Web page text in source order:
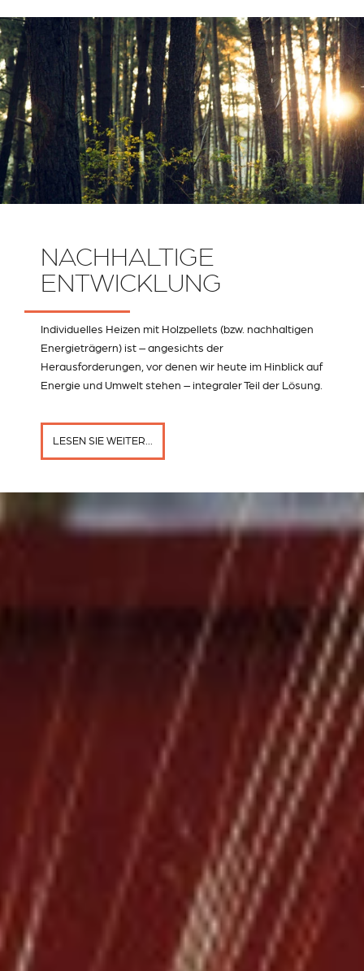
NACHHALTIGE
ENTWICKLUNG
Individuelles Heizen mit Holzpellets (bzw. nachhaltigen
Energieträgern) ist – angesichts der
Herausforderungen, vor denen wir heute im Hinblick auf
Energie und Umwelt stehen – integraler Teil der Lösung.
LESEN SIE WEITER...